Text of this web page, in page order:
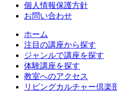
個人情報保護方針
お問い合わせ
ホーム
注目の講座から探す
ジャンルで講座を探す
体験講座を探す
教室へのアクセス
リビングカルチャー倶楽